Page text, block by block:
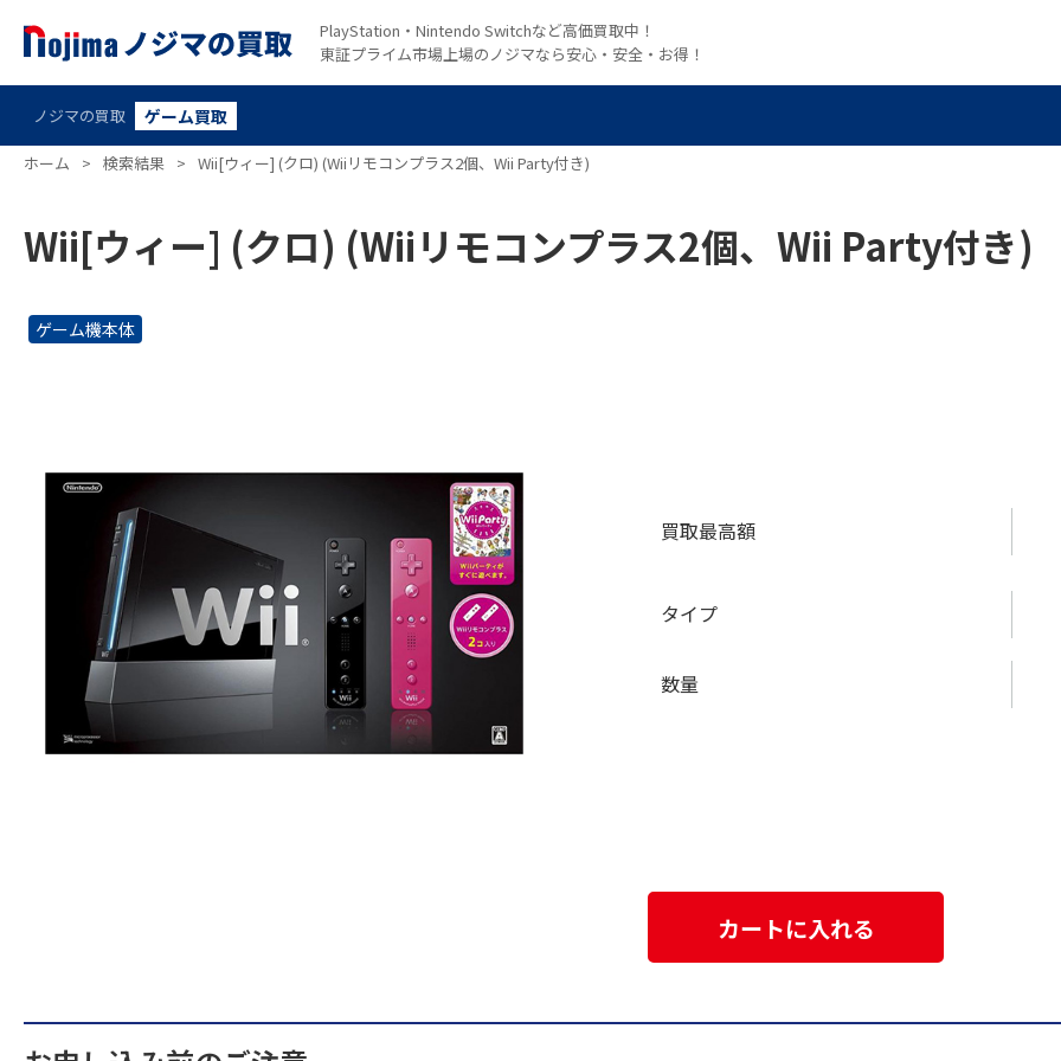
PlayStation・Nintendo Switchなど高価買取中！
東証プライム市場上場のノジマなら安心・安全・お得！
ノジマの買取 ゲーム買取
ホーム > 検索結果 > Wii[ウィー] (クロ) (Wiiリモコンプラス2個、Wii Party付き)
Wii[ウィー] (クロ) (Wiiリモコンプラス2個、Wii Party付き)
ゲーム機本体
買取最高額
タイプ
数量
カートに入れる